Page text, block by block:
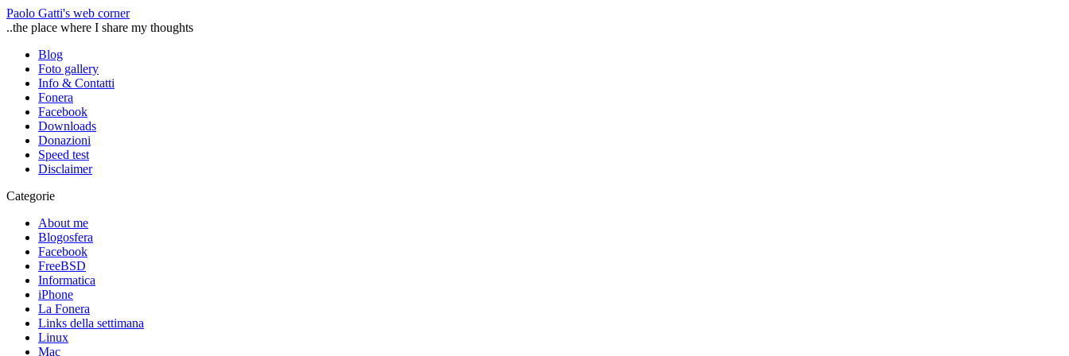
Paolo Gatti's web corner
..the place where I share my thoughts
Blog
Foto gallery
Info & Contatti
Fonera
Facebook
Downloads
Donazioni
Speed test
Disclaimer
Categorie
About me
Blogosfera
Facebook
FreeBSD
Informatica
iPhone
La Fonera
Links della settimana
Linux
Mac